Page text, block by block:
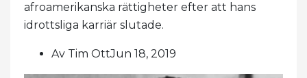
afroamerikanska rättigheter efter att hans
idrottsliga karriär slutade.
Av Tim OttJun 18, 2019